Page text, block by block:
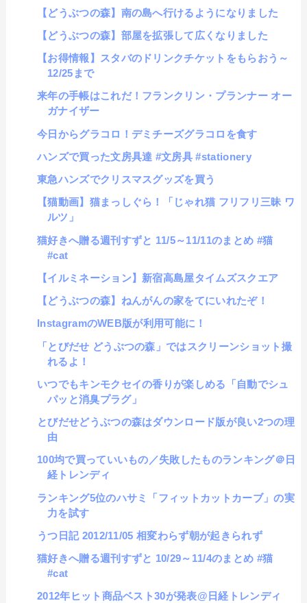
【どうぶつの森】南の島へ行けるようになりました
【どうぶつの森】部屋を拡張して広くなりました
【お得情報】スタバのドリンクチケットをもらおう～
12/25まで
来年の手帳はこれだ！フランクリン・プランナー オー
ガナイザー
今日からグラコロ！デミチーズグラコロを食す
ハンズで買った文房具達 #文房具 #stationery
東急ハンズでクリスマスグッズを買う
【猫動画】猫まっしぐら！「じゃれ猫 フリフリ三昧 ワ
ルツ」
猫好きへ贈る週刊すずと 11/5～11/11のまとめ #猫
#cat
【イルミネーション】新宿高島屋タイムズスクエア
【どうぶつの森】ねんがんの家をてにいれたぞ！
InstagramのWEB版が利用可能に！
「とびだせ どうぶつの森」ではスクリーンショット撮
れるよ！
いつでもキンモクセイの香りが楽しめる「自動でシュ
パッと消臭プラグ」
とびだせどうぶつの森はダウンロード版が良い2つの理
由
100均で買っていいもの／失敗したものランキング＠日
経トレンディ
ランキング5位のハサミ「フィットカットカーブ」の実
力を試す
うつ日記 2012/11/05 相変わらず朝が起きられず
猫好きへ贈る週刊すずと 10/29～11/4のまとめ #猫
#cat
2012年ヒット商品ベスト30が発表@日経トレンディ